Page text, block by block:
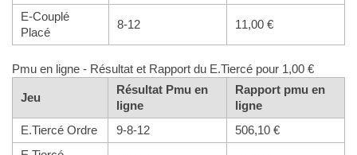
E-Couplé
Placé
8-12 11,00 €
Pmu en ligne - Résultat et Rapport du E.Tiercé pour 1,00 €
Jeu
Résultat Pmu en
ligne
Rapport pmu en
ligne
E.Tiercé Ordre
9-8-12
506,10 €